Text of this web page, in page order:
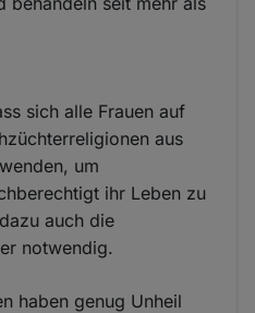
sich alle Frauen auf
aus
um
ihr Leben zu
auch die
notwendig.
haben genug Unheil